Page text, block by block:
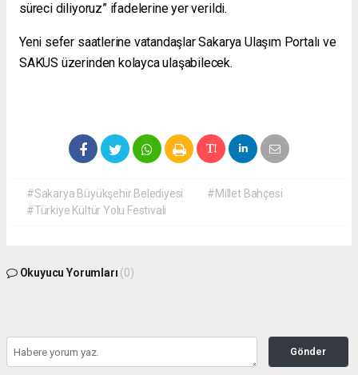
süreci diliyoruz” ifadelerine yer verildi.
Yeni sefer saatlerine vatandaşlar Sakarya Ulaşım Portalı ve
SAKUS üzerinden kolayca ulaşabilecek.
#Sakarya Büyükşehir Belediyesi
#Millet Bahçesi
#Türkiye Kültür Yolu Festivali
Okuyucu Yorumları (0)
Gönder